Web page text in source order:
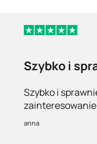
Szybko i
Szybko i
anna